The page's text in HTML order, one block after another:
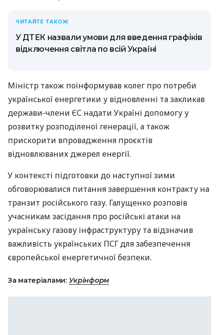
ЧИТАЙТЕ ТАКОЖ
У ДТЕК назвали умови для введення графіків
відключення світла по всій Україні
Міністр також поінформував колег про потреби
української енергетики у відновленні та закликав
держави-члени ЄС надати Україні допомогу у
розвитку розподіленої генерації, а також
прискорити впровадження проєктів
відновлюваних джерел енергії.
У контексті підготовки до наступної зими
обговорювалися питання завершення контракту на
транзит російського газу. Галущенко розповів
учасникам засідання про російські атаки на
українську газову інфраструктуру та відзначив
важливість українських ПСГ для забезпечення
європейської енергетичної безпеки.
За матеріалами: Укрінформ